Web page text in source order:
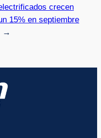
crecen
15% en septiembre
→